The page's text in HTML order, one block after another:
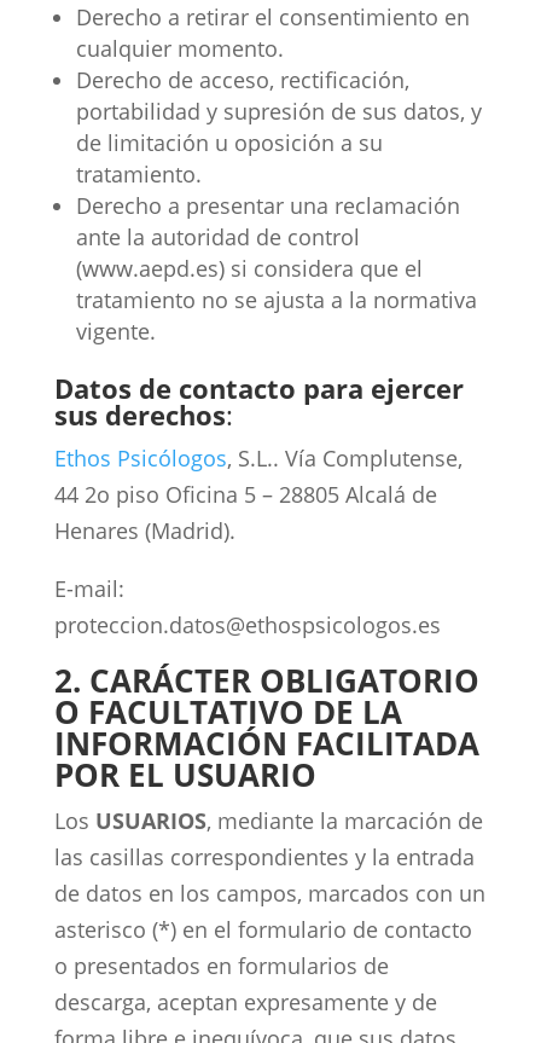
Derecho a retirar el consentimiento en
cualquier momento.
Derecho de acceso, rectificación,
portabilidad y supresión de sus datos, y
de limitación u oposición a su
tratamiento.
Derecho a presentar una reclamación
ante la autoridad de control
(www.aepd.es) si considera que el
tratamiento no se ajusta a la normativa
vigente.
Datos de contacto para ejercer
sus derechos:
Ethos Psicólogos, S.L.. Vía Complutense,
44 2o piso Oficina 5 – 28805 Alcalá de
Henares (Madrid).
E-mail:
proteccion.datos@ethospsicologos.es
2. CARÁCTER OBLIGATORIO
O FACULTATIVO DE LA
INFORMACIÓN FACILITADA
POR EL USUARIO
Los USUARIOS, mediante la marcación de
las casillas correspondientes y la entrada
de datos en los campos, marcados con un
asterisco (*) en el formulario de contacto
o presentados en formularios de
descarga, aceptan expresamente y de